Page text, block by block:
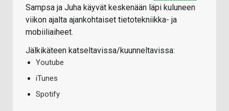
Sampsa ja Juha käyvät keskenään läpi kuluneen
viikon ajalta ajankohtaiset tietotekniikka- ja
mobiiliaiheet.
Jälkikäteen katseltavissa/kuunneltavissa:
Youtube
iTunes
Spotify